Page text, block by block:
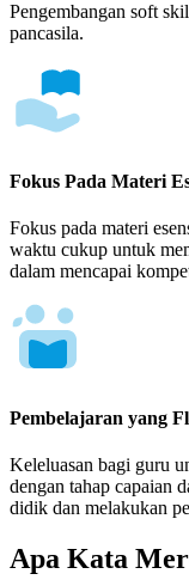
Pengembangan soft
pancasila.
Fokus Pada Materi
Fokus pada materi
waktu cukup untuk
dalam mencapai
Pembelajaran yang
Keleluasan bagi guru
dengan tahap capaian
didik dan melakukan
Apa Kata